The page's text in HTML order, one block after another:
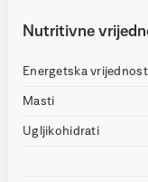
Nutritivne
Energetska vrijednost
Masti
Ugljikohidrati